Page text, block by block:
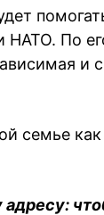
НАТО. По
и
семье